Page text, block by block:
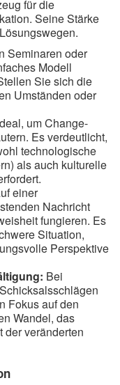
für die
Seine Stärke
Seminaren oder
Modell
Sie sich die
Umständen oder
um Change-
Es verdeutlicht,
technologische
als auch kulturelle
einer
Nachricht
fungieren. Es
Situation,
Perspektive
Bei
Fokus auf den
Wandel, das
der veränderten